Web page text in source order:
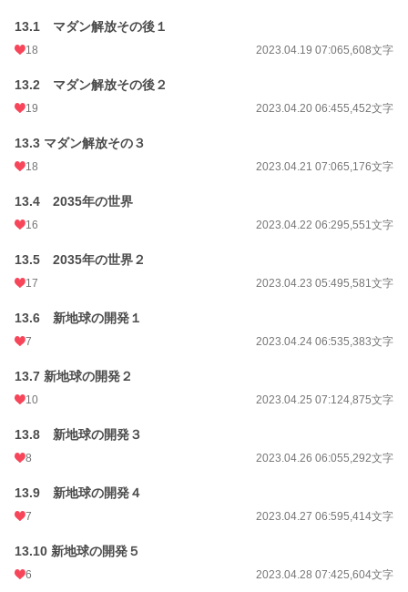
13.1 マダン解放その後１
18 2023.04.19 07:065,608文字
13.2 マダン解放その後２
19 2023.04.20 06:455,452文字
13.3 マダン解放その３
18 2023.04.21 07:065,176文字
13.4 2035年の世界
16 2023.04.22 06:295,551文字
13.5 2035年の世界２
17 2023.04.23 05:495,581文字
13.6 新地球の開発１
7 2023.04.24 06:535,383文字
13.7 新地球の開発２
10 2023.04.25 07:124,875文字
13.8 新地球の開発３
8 2023.04.26 06:055,292文字
13.9 新地球の開発４
7 2023.04.27 06:595,414文字
13.10 新地球の開発５
6 2023.04.28 07:425,604文字